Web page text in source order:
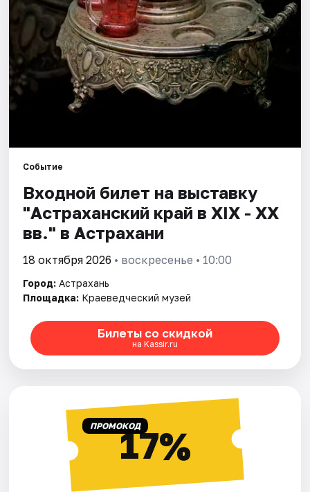
Рейтинги
Событие
Входной билет на выставку
"Астраханский край в XIX - XX
вв." в Астрахани
18 октября 2026 • воскресенье • 10:00
Город: Астрахань
Площадка: Краеведческий музей
Билеты со скидкой
на Kassir.ru
ПРОМОКОД17%